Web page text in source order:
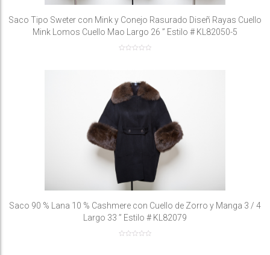
Saco Tipo Sweter con Mink y Conejo Rasurado Diseñ Rayas Cuello
Mink Lomos Cuello Mao Largo 26 ” Estilo # KL82050-5
Saco 90 % Lana 10 % Cashmere con Cuello de Zorro y Manga 3 / 4
Largo 33 ” Estilo # KL82079